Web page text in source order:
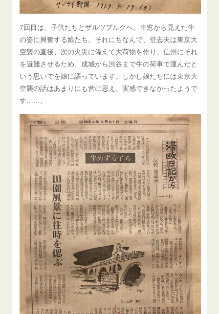
7回目は、子供たちとザルツブルクへ。車窓から見えた牛
の姿に興奮する娘たち。それにちなんで、登志夫は東京大
空襲の直後、次の火災に備えて大荷物を作り、信州にそれ
を避難させるため、成城から渋谷まで牛の荷車で運んだと
いう思いでを娘に語っています。しかし娘たちには東京大
空襲の話はあまりにも昔に思え、実感できなかったようで
す……。